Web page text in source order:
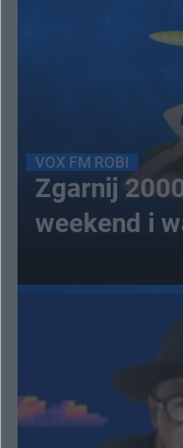
VOX FM ROBI
Zgarnij
weekend i